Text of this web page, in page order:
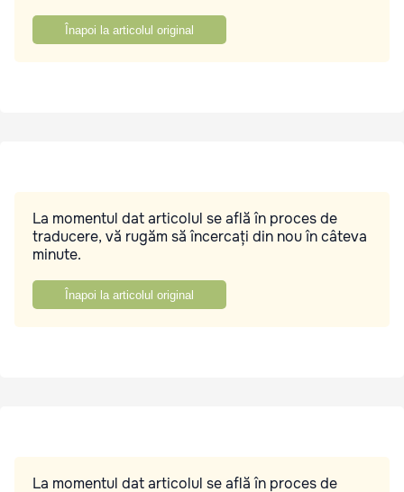
Înapoi la articolul original
La momentul dat articolul se află în proces de
traducere, vă rugăm să încercați din nou în câteva
minute.
Înapoi la articolul original
La momentul dat articolul se află în proces de